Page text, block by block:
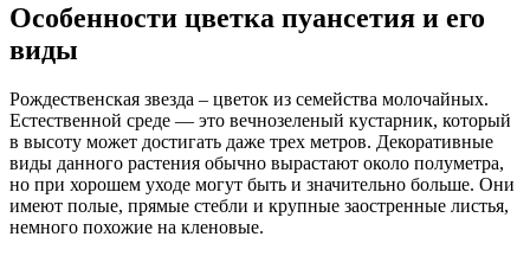
Особенности цветка пуансетия и его
виды
Рождественская звезда – цветок из семейства молочайных.
Естественной среде — это вечнозеленый кустарник, который
в высоту может достигать даже трех метров. Декоративные
виды данного растения обычно вырастают около полуметра,
но при хорошем уходе могут быть и значительно больше. Они
имеют полые, прямые стебли и крупные заостренные листья,
немного похожие на кленовые.